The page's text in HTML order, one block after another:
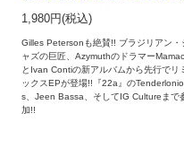
1,980円(税込)
Gilles Petersonも絶賛!! ブラジリアン・
ャズの巨匠、Azymuthのドラマー
とIvan Contiの新アルバムから先行でリ
ックスEPが登場!!『22a』の
s、Jeen Bassa、そしてIG Cultureまで
加!!